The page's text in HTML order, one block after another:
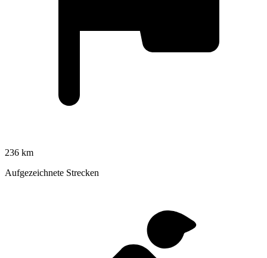
236 km
Aufgezeichnete Strecken